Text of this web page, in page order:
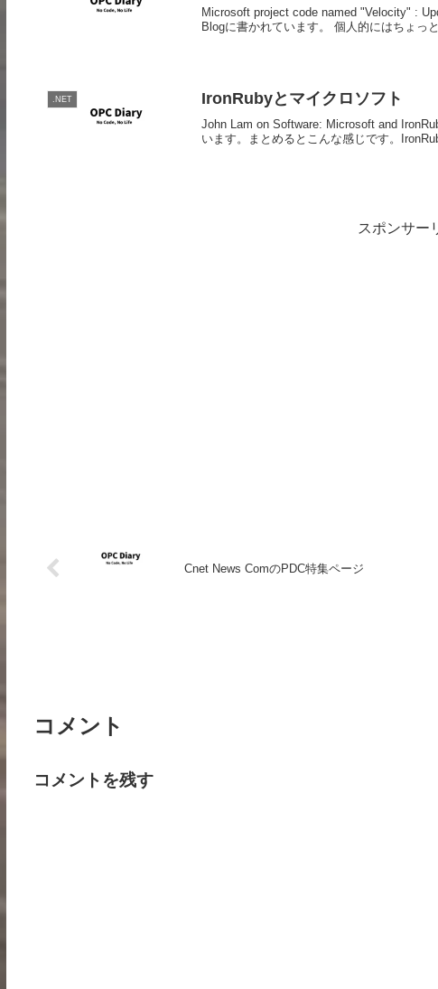
Microsoft project code named "Velocity" :
Blogに書かれています。 個人的にはちょっと
.NET IronRubyとマイクロソフト
John Lam on Software: Microsoft and
います。まとめるとこんな感じです。
スポンサー
Cnet News ComのPDC特集ページ
コメント
コメントを残す